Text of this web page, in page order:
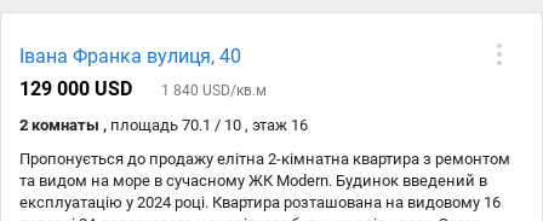
посудомийна машина; — духова шафа; — варильна поверхня; —
плита; — пральна машина; — телевізор. Вікна квартири виходять у
атмосферу. Переваги комплексу: — будинок бізнес-класу; —
закрита територія; — охорона; — консьєрж; — підземний паркінг; —
гостьовий паркінг; — сучасні пасажирські та вантажні ліфти; —
пожежна сигналізація; — панорамні вікна. Локація — одна з
найзручніших на Великому Фонтані. У пішій доступності: — парк; —
Івана Франка вулиця, 40
129 000 USD
1 840 USD/кв.м
2 комнаты , площадь 70.1 / 10 , этаж 16
Пропонується до продажу елітна 2-кімнатна квартира з ремонтом
та видом на море в сучасному ЖК Modern. Будинок введений в
експлуатацію у 2024 році. Квартира розташована на видовому 16